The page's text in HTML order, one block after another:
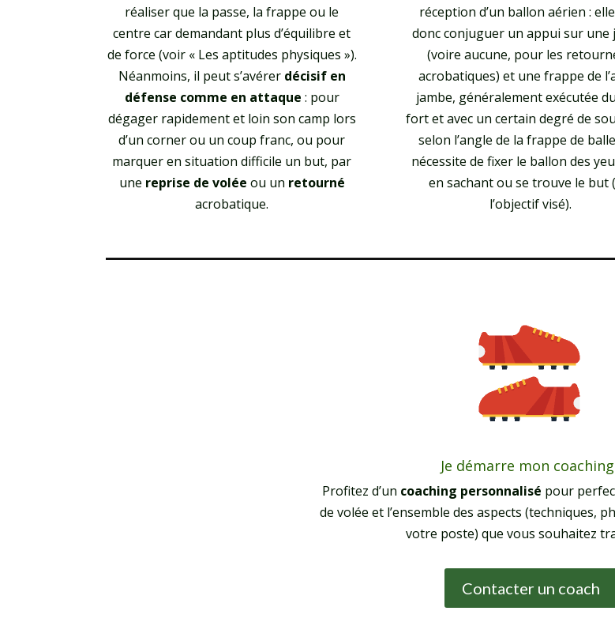
réaliser que la passe, la frappe ou le
centre car demandant plus d’équilibre et
de force (voir « Les aptitudes physiques »).
Néanmoins, il peut s’avérer décisif en
défense comme en attaque : pour
dégager rapidement et loin son camp lors
d’un corner ou un coup franc, ou pour
marquer en situation difficile un but, par
une reprise de volée ou un retourné
acrobatique.
réception d’un ballon aérien :
donc conjuguer un appui sur une
(voire aucune, pour les
acrobatiques) et une frappe de
jambe, généralement exécutée
fort et avec un certain degré de
selon l’angle de la frappe de
nécessite de fixer le ballon des
en sachant ou se trouve le but
l’objectif visé).
Je démarre mon
Profitez d’un coaching personnalisé pour
de volée et l’ensemble des aspects (techniques,
votre poste) que vous souhaitez
Contacter un coach